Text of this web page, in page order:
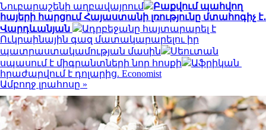
Նուբարաշենի աղբավայրում
Բաքվում պահվող
հայերի հարցում Հայաստանի լռությունը մտահոգիչ է․
Վարդևանյան
Ադրբեջանը հայտարարել է
Ուկրաինային գազ մատակարարելու իր
պատրաստակամության մասին
Սեուտան
սպասում է միգրանտների նոր հոսքի
Աֆրիկան ​​
հրաժարվում է դոլարից. Economist
Ամբողջ լրահոսը »